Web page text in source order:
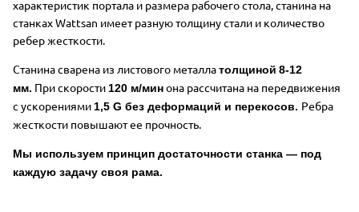
характеристик портала и размера рабочего стола, станина на
станках Wattsan имеет разную толщину стали и количество
ребер жесткости.
Станина сварена из листового металлатолщиной 8-12
мм. При скорости 120 м/минона рассчитана на передвижения
с ускорениями 1,5 G без деформаций и перекосов. Ребра
жесткости повышают ее прочность.
Мы используем принцип достаточности станка — под
каждую задачу своя рама.